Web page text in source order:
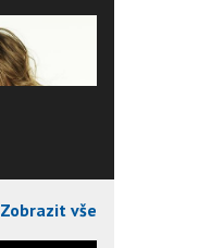
Zobrazit vše